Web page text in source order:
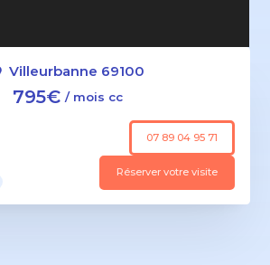
Villeurbanne 69100
795€ / mois cc
07 89 04 95 71
Réserver votre visite